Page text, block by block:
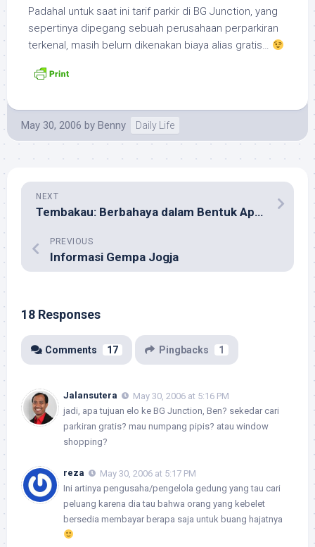
Padahal untuk saat ini tarif parkir di BG Junction, yang
sepertinya dipegang sebuah perusahaan perparkiran
terkenal, masih belum dikenakan biaya alias gratis…
May 30, 2006 by Benny Daily Life
NEXT
Tembakau: Berbahaya dalam Bentuk Apapun
PREVIOUS
Informasi Gempa Jogja
18 Responses
Comments 17 Pingbacks 1
Jalansutera
May 30, 2006 at 5:16 PM
jadi, apa tujuan elo ke BG Junction, Ben? sekedar cari
parkiran gratis? mau numpang pipis? atau window
shopping?
reza
May 30, 2006 at 5:17 PM
Ini artinya pengusaha/pengelola gedung yang tau cari
peluang karena dia tau bahwa orang yang kebelet
bersedia membayar berapa saja untuk buang hajatnya